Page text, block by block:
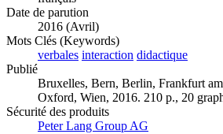
Date de parution
2016 (Avril)
Mots Clés (Keywords)
verbales interaction didactique
Publié
Bruxelles, Bern, Berlin, Frankfurt
Oxford, Wien, 2016. 210 p., 20
Sécurité des produits
Peter Lang Group AG